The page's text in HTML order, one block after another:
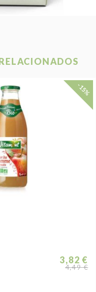
-15%
3,82 €
4,49 €